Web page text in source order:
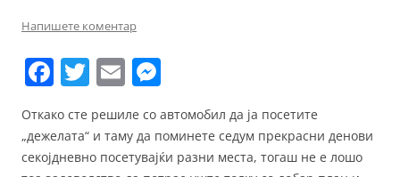
Напишете коментар
F
c
e
T
itt
er
E
ai
l
ss
e
Откако сте решиле со автомобил да ја посетите
„дежелата“ и таму да поминете седум прекрасни денови
секојдневно посетувајќи разни места, тогаш не е лошо